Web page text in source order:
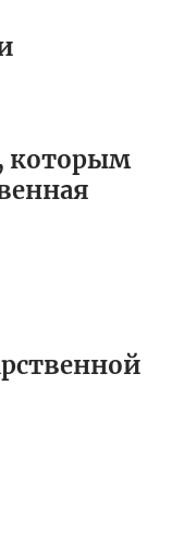
которым